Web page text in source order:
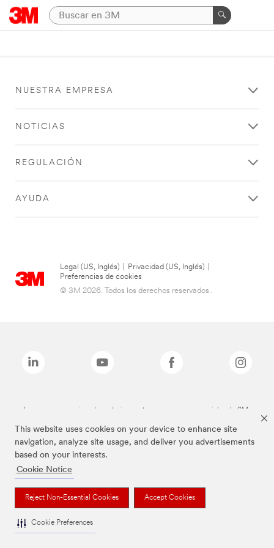
This website uses cookies on your device to enhance site
navigation, analyze site usage, and deliver you advertisements
based on your interests.
Cookie Notice
Reject Non-Essential Cookies Accept Cookies
Cookie Preferences
NUESTRA EMPRESA
NOTICIAS
REGULACIÓN
AYUDA
Legal (US, Inglés) Privacidad (US, Inglés)
Preferencias de cookies
© 3M 2026. Todos los derechos reservados..
Las marcas mencionadas anteriormente son marcas comerciales de 3M.